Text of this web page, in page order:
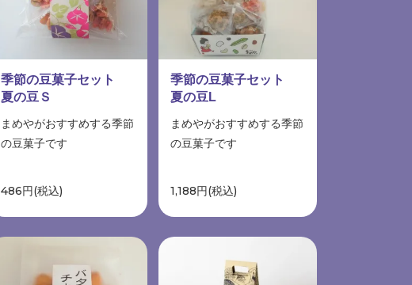
季節の豆菓子セット
夏の豆Ｓ
まめやがおすすめする季節
の豆菓子です
486円(税込)
季節の豆菓子セット
夏の豆L
まめやがおすすめする季節
の豆菓子です
1,188円(税込)